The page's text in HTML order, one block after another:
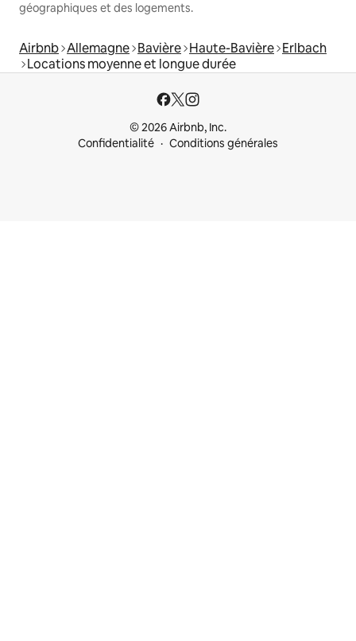
géographiques et des logements.
Airbnb Allemagne Bavière Haute-Bavière Erlbach
Locations moyenne et longue durée
© 2026 Airbnb, Inc.
Confidentialité
Conditions générales